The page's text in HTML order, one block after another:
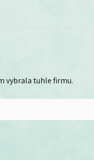
vybrala tuhle firmu.